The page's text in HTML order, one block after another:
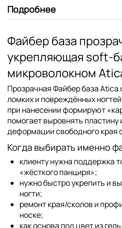
Подробнее
Файбер база
укрепляющая soft-
микроволокном
Прозрачная Файбер база Atica
ломких и повреждённых
при нанесении формируют
помогает выровнять пластину
деформации свободного края
Когда выбирать именно
клиенту нужна поддержка
«жёсткого панциря»;
нужно быстро укрепить и
ногти;
ремонт края/сколов и
носке;
как основа под цвет из